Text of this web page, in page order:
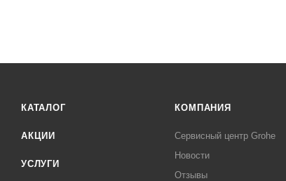
КАТАЛОГ
АКЦИИ
УСЛУГИ
КОМПАНИЯ
Сервисный центр Grohe
Новости
Отзывы